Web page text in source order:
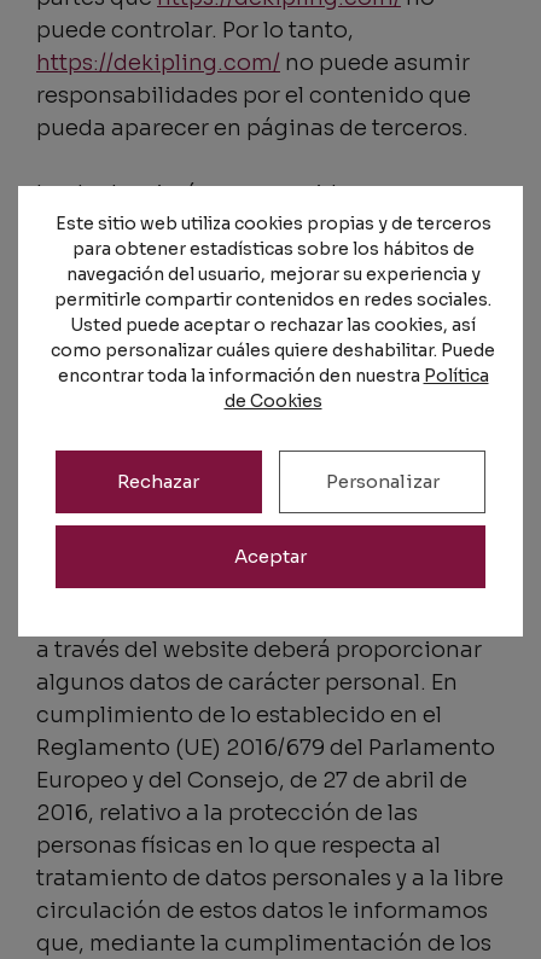
puede controlar. Por lo tanto,
https://dekipling.com/ no puede asumir
responsabilidades por el contenido que
pueda aparecer en páginas de terceros.
Los textos, imágenes, sonidos,
animaciones, software y el resto de
contenidos incluidos en este website son
propiedad exclusiva de
https://dekipling.com/o sus licenciantes.
Cualquier acto de transmisión,
distribución, cesión, reproducción,
total o parcial, debe contar con el
consentimiento expreso de
https://dekipling.com/.
Asimismo, para acceder a algunos de los
a través del website deberá proporcionar
algunos datos de carácter personal. En
cumplimiento de lo establecido en el
Reglamento (UE) 2016/679 del Parlamento
Europeo y del Consejo, de 27 de abril de
2016, relativo a la protección de las
personas físicas en lo que respecta al
tratamiento de datos personales y a la libre
circulación de estos datos le informamos
que, mediante la cumplimentación de los
Este sitio web utiliza cookies propias y de terceros
para obtener estadísticas sobre los hábitos de
navegación del usuario, mejorar su experiencia y
permitirle compartir contenidos en redes sociales.
Usted puede aceptar o rechazar las cookies, así
como personalizar cuáles quiere deshabilitar. Puede
encontrar toda la información den nuestra Política
de Cookies
Aceptar
Rechazar Personalizar